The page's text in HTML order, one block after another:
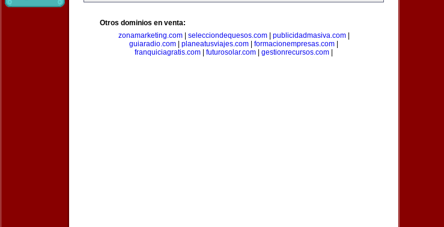
Otros dominios en venta:
zonamarketing.com| selecciondequesos.com| publicidadmasiva.com|
guiaradio.com
planeatusviajes.com formacionempresas.com
franquiciagratis.com
futurosolar.com gestionrecursos.com